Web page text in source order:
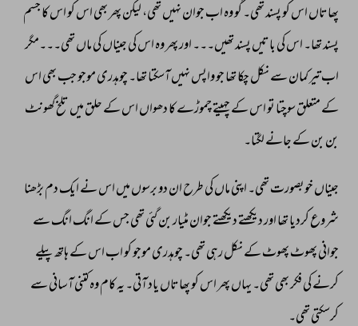
پھاتاں اس کو پسند تھی۔ گو وہ اب جوان نہیں تھی، لیکن پھر بھی اس کو اس کا جسم
پسند تھا۔ اس کی باتیں پسند تھیں۔۔۔ اور پھر وہ اس کی جیناں کی ماں تھی۔۔۔مگر
اب تیر کمان سے نکل چکا تھا جو واپس نہیں آسکتا تھا۔ چوہدری موجو جب بھی اس
کے متعلق سوچتا تو اس کے چہیتے چموڑے کا دھواں اس کے حلق میں تلخ گھونٹ
بن بن کے جانے لگتا۔
جیناں خوبصورت تھی۔ اپنی ماں کی طرح ان دو برسوں میں اس نے ایک دم بڑھنا
شروع کردیا تھا اور دیکھتے دیکھتے جوان مٹیار بن گئی تھی جس کے انگ انگ سے
جوانی پھوٹ پھوٹ کے نکل رہی تھی۔ چوہدری موجو کو اب اس کے ہاتھ پیلے
کرنے کی فکر بھی تھی۔ یہاں پھر اس کو پھاتاں یاد آتی۔ یہ کام وہ کتنی آسانی سے
کرسکتی تھی۔